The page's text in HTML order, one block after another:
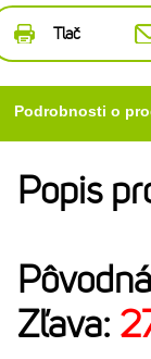
Tlač
Podrobnosti o
Popis
Zľava: